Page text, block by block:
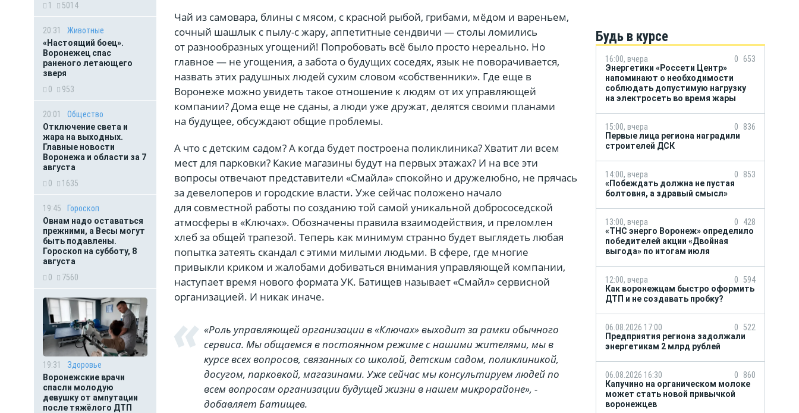
1
5014
20:31
Животные
«Настоящий боец».
Воронежец спас
раненого летающего
зверя
0
953
20:01
Общество
Отключение света и
жара на выходных.
Главные новости
Воронежа и области за 7
августа
0
1635
19:45
Гороскоп
Овнам надо оставаться
прежними, а Весы могут
быть подавлены.
Гороскоп на субботу, 8
августа
0
7560
19:31
Здоровье
Воронежские врачи
спасли молодую
девушку от ампутации
после тяжёлого ДТП
Чай из самовара, блины с мясом, с красной рыбой, грибами, мёдом и вареньем,
сочный шашлык с пылу-с жару, аппетитные сендвичи — столы ломились
от разнообразных угощений! Попробовать всё было просто нереально. Но
главное — не угощения, а забота о будущих соседях, язык не поворачивается,
назвать этих радушных людей сухим словом «собственники». Где еще в
Воронеже можно увидеть такое отношение к людям от их управляющей
компании? Дома еще не сданы, а люди уже дружат, делятся своими планами
на будущее, обсуждают общие проблемы.
А что с детским садом? А когда будет построена поликлиника? Хватит ли всем
мест для парковки? Какие магазины будут на первых этажах? И на все эти
вопросы отвечают представители «Смайла» спокойно и дружелюбно, не прячась
за девелоперов и городские власти. Уже сейчас положено начало
для совместной работы по созданию той самой уникальной добрососедской
атмосферы в «Ключах». Обозначены правила взаимодействия, и преломлен
хлеб за общей трапезой. Теперь как минимум странно будет выглядеть любая
попытка затеять скандал с этими милыми людьми. В сфере, где многие
привыкли криком и жалобами добиваться внимания управляющей компании,
наступает время нового формата УК. Батищев называет «Смайл» сервисной
организацией. И никак иначе.
«Роль управляющей организации в «Ключах» выходит за рамки обычного
сервиса. Мы общаемся в постоянном режиме с нашими жителями, мы в
курсе всех вопросов, связанных со школой, детским садом, поликлиникой,
досугом, парковкой, магазинами. Уже сейчас мы консультируем людей по
всем вопросам организации будущей жизни в нашем микрорайоне», -
добавляет Батищев.
Будь в курсе
16:00, вчера 0
653
Энергетики «Россети Центр»
напоминают о необходимости
соблюдать допустимую нагрузку
на электросеть во время жары
15:00, вчера 0
836
Первые лица региона наградили
строителей ДСК
14:00, вчера 0
853
«Побеждать должна не пустая
болтовня, а здравый смысл»
13:00, вчера 0
428
«ТНС энерго Воронеж» определило
победителей акции «Двойная
выгода» по итогам июля
12:00, вчера 0 594
Как воронежцам быстро оформить
ДТП и не создавать пробку?
06.08.2026 17:00 0 522
Предприятия региона задолжали
энергетикам 2 млрд рублей
06.08.2026 16:30 0
860
Капучино на органическом молоке
может стать новой привычкой
воронежцев